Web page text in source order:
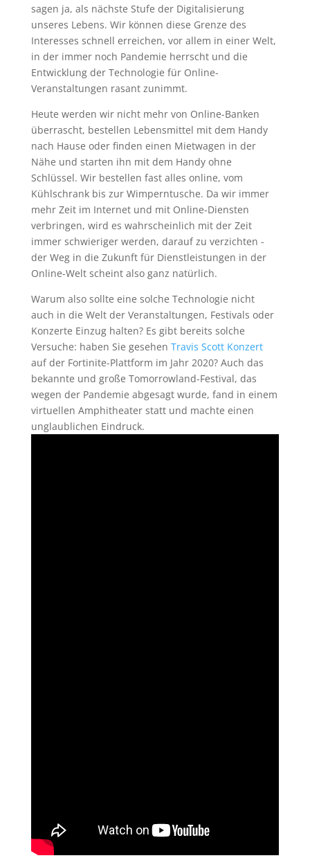
sagen ja, als nächste Stufe der Digitalisierung
unseres Lebens. Wir können diese Grenze des
Interesses schnell erreichen, vor allem in einer Welt,
in der immer noch Pandemie herrscht und die
Entwicklung der Technologie für Online-
Veranstaltungen rasant zunimmt.
Heute werden wir nicht mehr von Online-Banken
überrascht, bestellen Lebensmittel mit dem Handy
nach Hause oder finden einen Mietwagen in der
Nähe und starten ihn mit dem Handy ohne
Schlüssel. Wir bestellen fast alles online, vom
Kühlschrank bis zur Wimperntusche. Da wir immer
mehr Zeit im Internet und mit Online-Diensten
verbringen, wird es wahrscheinlich mit der Zeit
immer schwieriger werden, darauf zu verzichten -
der Weg in die Zukunft für Dienstleistungen in der
Online-Welt scheint also ganz natürlich.
Warum also sollte eine solche Technologie nicht
auch in die Welt der Veranstaltungen, Festivals oder
Konzerte Einzug halten? Es gibt bereits solche
Versuche: haben Sie gesehen Travis Scott Konzert
auf der Fortinite-Plattform im Jahr 2020? Auch das
bekannte und große Tomorrowland-Festival, das
wegen der Pandemie abgesagt wurde, fand in einem
virtuellen Amphitheater statt und machte einen
unglaublichen Eindruck.